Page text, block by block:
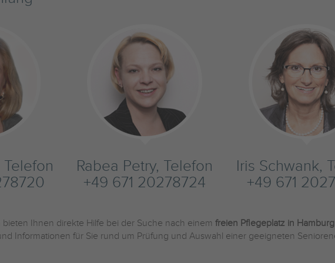
Rabea Petry, Telefon
+49 671 20278724
Iris Schwank,
+49 671
bieten Ihnen direkte Hilfe bei der Suche nach einem freien Pflegeplatz in Hamburg
Informationen für Sie rund um Prüfung und Auswahl einer geeigneten